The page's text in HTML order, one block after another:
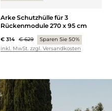
Arke Schutzhülle für 3
Rückenmodule 270 x 95 cm
€ 314 € 629
Sparen Sie 50%
inkl. MwSt. zzgl. Versandkosten